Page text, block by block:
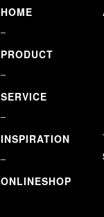
HOME
PRODUCT
SERVICE
INSPIRATION
ONLINESHOP